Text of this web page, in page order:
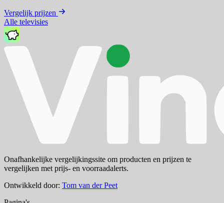
Vergelijk prijzen
Alle televisies
Onafhankelijke vergelijkingssite om producten en prijzen te
vergelijken met prijs- en voorraadalerts.
Ontwikkeld door: Tom van der Peet